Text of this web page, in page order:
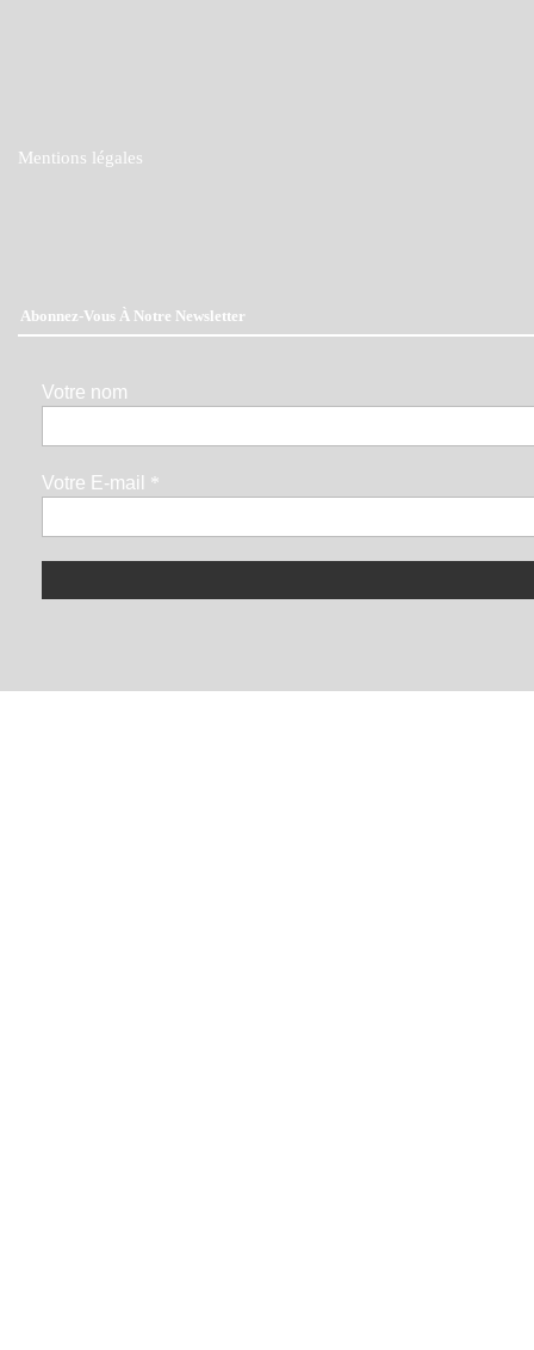
Mentions légales
Abonnez-Vous À Notre Newsletter
Votre nom
Votre E-mail *